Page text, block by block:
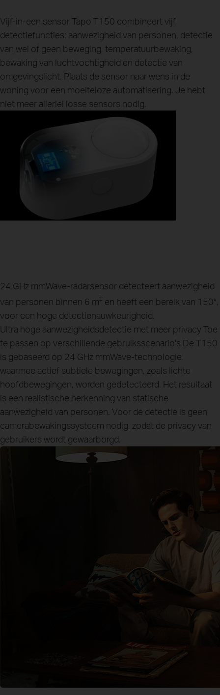
Vijf-in-een sensorTapo T150 combineert vijf
detectiefuncties: aanwezigheid van personen, detectie
van wel of geen beweging, temperatuurbewaking,
bewaking van luchtvochtigheid en detectie van
omgevingslicht. Plaats de sensor naar wens in de
woning voor een moeiteloze automatisering. Je hebt
niet meer allerlei losse sensors nodig.
24 GHz mmWave-radarsensor detecteert aanwezigheid
van personen binnen 6 m‡ en heeft een bereik van 150°,
voor een hoge detectienauwkeurigheid.
Ultra hoge aanwezigheidsdetectie met meer privacyToe
te passen op verschillende gebruiksscenario's De T150
is gebaseerd op 24 GHz mmWave-technologie,
waarmee actief subtiele bewegingen, zoals lichte
hoofdbewegingen, worden gedetecteerd. Het resultaat
is een realistische herkenning van statische
aanwezigheid van personen. Voor de detectie is geen
camerabewakingssysteem nodig, zodat de privacy van
gebruikers wordt gewaarborgd.